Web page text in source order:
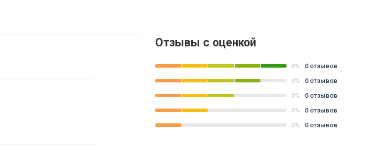
Отзывы с оценкой
0% 0 отзывов
0% 0 отзывов
0% 0 отзывов
0% 0 отзывов
0% 0 отзывов